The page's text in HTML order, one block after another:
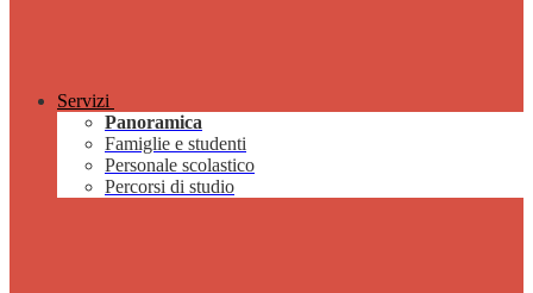
Servizi
Panoramica
Famiglie e studenti
Personale scolastico
Percorsi di studio